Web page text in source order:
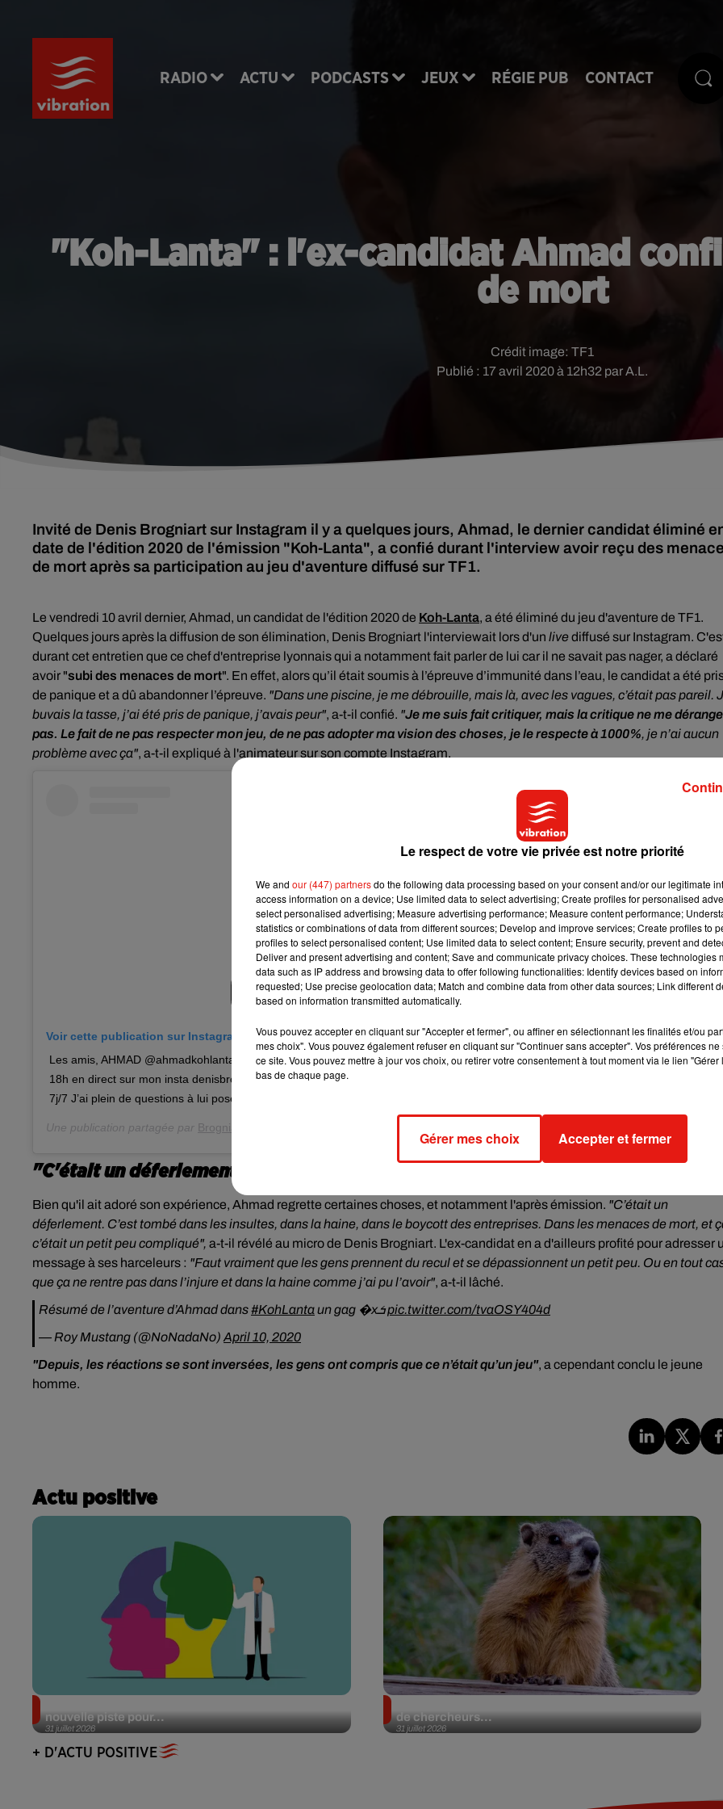
RADIO ACTU PODCASTS JEUX RÉGIE PUB CONTACT
"Koh-Lanta" : l'ex-candidat Ahmad
de mort
Publié : 17 avril 2020 à 12h32 par A.L.
Crédit image: TF1
Invité de Denis Brogniart sur Instagram il y a quelques jours, Ahmad, le dernier candidat éliminé
date de l'édition 2020 de l'émission "Koh-Lanta", a confié durant l'interview avoir reçu des
de mort après sa participation au jeu d'aventure diffusé sur TF1.
Le vendredi 10 avril dernier, Ahmad, un candidat de l'édition 2020 de Koh-Lanta, a été éliminé du jeu d'aventure de TF1.
Quelques jours après la diffusion de son élimination, Denis Brogniart l'interviewait lors d'un livediffusé sur Instagram.
durant cet entretien que ce chef d'entreprise lyonnais qui a notamment fait parler de lui car il ne savait pas nager, a déclaré
avoir "subi des menaces de mort". En effet, alors qu’il était soumis à l’épreuve d’immunité dans l’eau, le candidat a été
de panique et a dû abandonner l’épreuve. "Dans une piscine, je me débrouille, mais là, avec les vagues, c’était pas pareil.
buvais la tasse, j’ai été pris de panique, j’avais peur", a-t-il confié. "Je me suis fait critiquer, mais la critique ne me dérange
pas. Le fait de ne pas respecter mon jeu, de ne pas adopter ma vision des choses, je le respecte à 1000%, je n’ai aucun
problème avec ça", a-t-il expliqué à l'animateursur son compte Instagram.
Voir cette publication sur Instagram
Les amis, AHMAD @ahmadkohlanta est mon invité #kohlanta ce lundi soir à
18h en direct sur mon insta denisbrogniart_off ! Live @kohlantatf1 chaque soir.
7j/7 J’ai plein de questions à lui poser! @tf1 @luciebardon @stephy.clemente
Une publication partagée par Brogniart
"C'était un déferlement de haine"
Bien qu'il ait adoré son expérience, Ahmad regrette certaines choses, et notamment l'après émission. "C’était un
déferlement. C’est tombé dans les insultes, dans la haine, dans le boycott des entreprises. Dans les menaces de mort, et
c’était un petit peu compliqué", a-t-il révélé au micro de Denis Brogniart. L'ex-candidat en a d'ailleurs profité pour adresser
message à ses harceleurs : "Faut vraiment que les gens prennent du recul et se dépassionnent un petit peu. Ou en tout
que ça ne rentre pas dans l’injure et dans la haine comme j’ai pu l’avoir", a-t-il lâché.
Résumé de l’aventure d’Ahmad dans#KohLanta un gag �xܭpic.twitter.com/tvaOSY404d
— Roy Mustang (@NoNadaNo) April 10, 2020
"Depuis, les réactions se sont inversées, les gens ont compris que ce n’était qu’un jeu", a cependant conclu le jeune
homme.
Actu positive
31 juillet 2026
nouvelle piste pour...
31 juillet 2026
de chercheurs...
+ D'ACTU POSITIVE
Le respect de votre vie privée est notre priorité
We and our (447) partnersdo the following data processing based on your consent and/or our legitimate
access information on a device; Use limited data to select advertising; Create profiles for personalised
select personalised advertising; Measure advertising performance; Measure content performance;
statistics or combinations of data from different sources; Develop and improve services; Create profiles to
profiles to select personalised content; Use limited data to select content; Ensure security, prevent and
Deliver and present advertising and content; Save and communicate privacy choices. These technologies
data such as IP address and browsing data to offer following functionalities: Identify devices based on
requested; Use precise geolocation data; Match and combine data from other data sources; Link different
based on information transmitted automatically.
Vous pouvez accepter en cliquant sur "Accepter et fermer", ou affiner en sélectionnant les finalités et/ou
mes choix". Vous pouvez également refuser en cliquant sur "Continuer sans accepter". Vos préférences
ce site. Vous pouvez mettre à jour vos choix, ou retirer votre consentement à tout moment via le lien
bas de chaque page.
Gérer mes choix Accepter et fermer